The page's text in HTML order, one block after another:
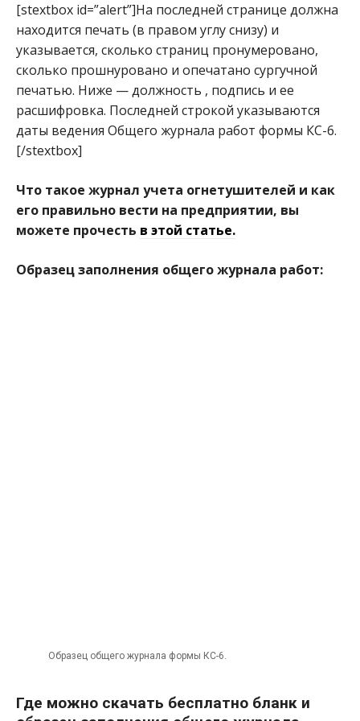
[stextbox id=”alert”]На последней странице должна
находится печать (в правом углу снизу) и
указывается, сколько страниц пронумеровано,
сколько прошнуровано и опечатано сургучной
печатью. Ниже — должность , подпись и ее
расшифровка. Последней строкой указываются
даты ведения Общего журнала работ формы КС-6.
[/stextbox]
Что такое журнал учета огнетушителей и как
его правильно вести на предприятии, вы
можете прочесть в этой статье.
Образец заполнения общего журнала работ:
Образец общего журнала формы КС-6.
Где можно скачать бесплатно бланк и